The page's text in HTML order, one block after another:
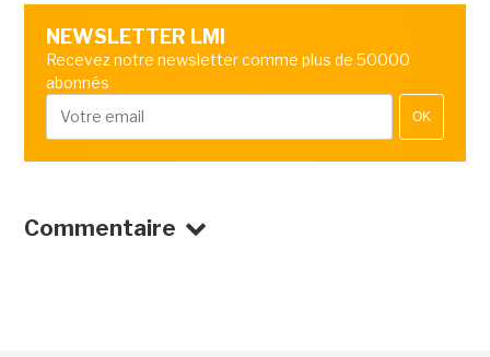
NEWSLETTER LMI
Recevez notre newsletter comme plus de 50000
abonnés
OK
Commentaire